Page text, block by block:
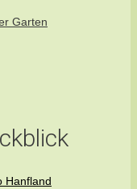
Hanfland